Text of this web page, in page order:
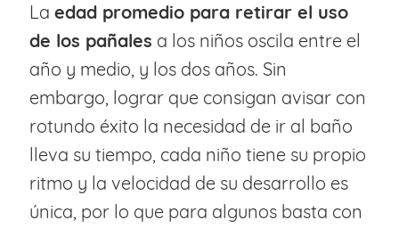
La edad promedio para retirar el uso
de los pañales a los niños oscila entre el
año y medio, y los dos años. Sin
embargo, lograr que consigan avisar con
rotundo éxito la necesidad de ir al baño
lleva su tiempo, cada niño tiene su propio
ritmo y la velocidad de su desarrollo es
única, por lo que para algunos basta con